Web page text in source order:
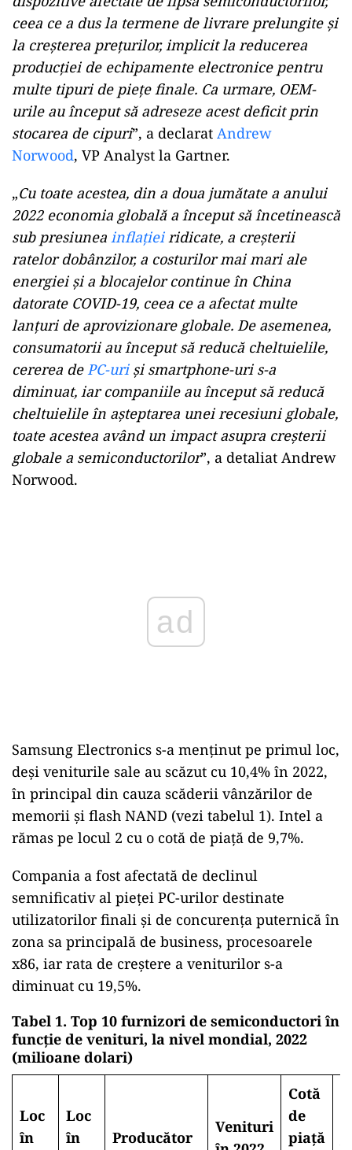
ceea ce a dus la termene de livrare prelungite și
la creșterea prețurilor, implicit la reducerea
producției de echipamente electronice pentru
multe tipuri de piețe finale. Ca urmare, OEM-
urile au început să adreseze acest deficit prin
stocarea de cipuri”, a declarat Andrew
Norwood, VP Analyst la Gartner.
„Cu toate acestea, din a doua jumătate a anului
2022 economia globală a început să încetinească
sub presiunea inflațieiridicate, a creșterii
ratelor dobânzilor, a costurilor mai mari ale
energiei și a blocajelor continue în China
datorate COVID-19, ceea ce a afectat multe
lanțuri de aprovizionare globale. De asemenea,
consumatorii au început să reducă cheltuielile,
cererea dePC-uriși smartphone-uri s-a
diminuat, iar companiile au început să reducă
cheltuielile în așteptarea unei recesiuni globale,
toate acestea având un impact asupra creșterii
globale a semiconductorilor”, a detaliat Andrew
Norwood.
Samsung Electronics s-a menținut pe primul loc,
deși veniturile sale au scăzut cu 10,4% în 2022,
în principal din cauza scăderii vânzărilor de
memorii și flash NAND (vezi tabelul 1). Intel a
rămas pe locul 2 cu o cotă de piață de 9,7%.
Compania a fost afectată de declinul
semnificativ al pieței PC-urilor destinate
utilizatorilor finali și de concurența puternică în
zona sa principală de business, procesoarele
x86, iar rata de creștere a veniturilor s-a
diminuat cu 19,5%.
Tabel 1. Top 10 furnizori de semiconductori în
funcție de venituri, la nivel mondial, 2022
(milioane dolari)
Loc
în
Loc
în
Producător
Venituri
Cotă
de
piață